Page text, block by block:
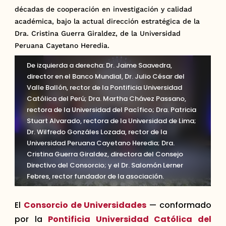
décadas de cooperación en investigación y calidad
académica, bajo la actual dirección estratégica de la
Dra. Cristina Guerra Giraldez, de la Universidad
Peruana Cayetano Heredia.
De izquierda a derecha: Dr. Jaime Saavedra,
director en el Banco Mundial, Dr. Julio César del
Valle Ballón, rector de la Pontificia Universidad
Católica del Perú; Dra. Martha Chávez Passano,
rectora de la Universidad del Pacífico; Dra. Patricia
Stuart Alvarado, rectora de la Universidad de Lima;
Dr. Wilfredo Gonzáles Lozada, rector de la
Universidad Peruana Cayetano Heredia; Dra.
Cristina Guerra Giraldez, directora del Consejo
Directivo del Consorcio; y el Dr. Salomón Lerner
Febres, rector fundador de la asociación.
El Consorcio de Universidades — conformado
por la Pontificia Universidad Católica del